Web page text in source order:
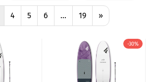
4 5 6 ... 19 »
-30%